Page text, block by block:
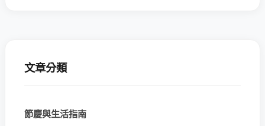
文章分類
節慶與生活指南